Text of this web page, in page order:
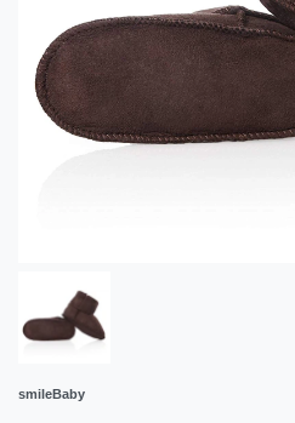
smileBaby